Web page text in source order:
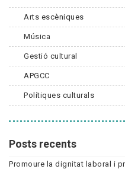
Arts escèniques
Música
Gestió cultural
APGCC
Polítiques culturals
Posts recents
Promoure la dignitat laboral i